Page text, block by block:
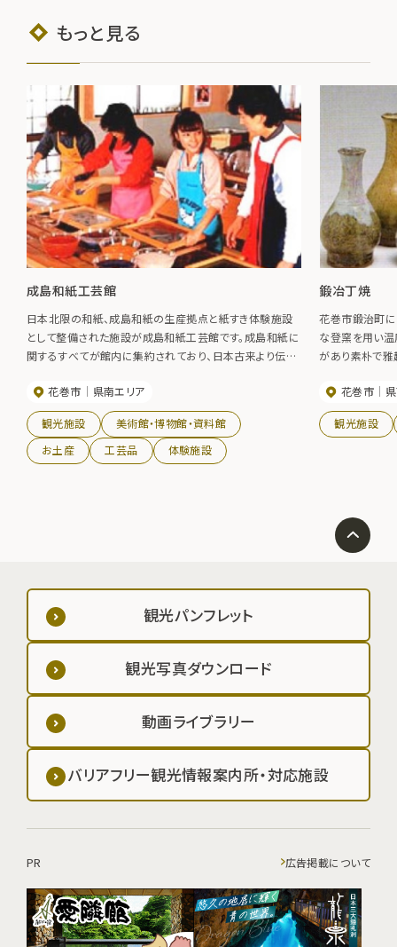
もっと見る
成島和紙工芸館
日本北限の和紙、成島和紙の生産拠点と紙すき体験施設
として整備された施設が成島和紙工芸館です。成島和紙に
関するすべてが館内に集約されており、日本古来より伝承
くりが本格化する冬期間は、紙すき作業も見学出来ます。
花巻市 県南エリア
観光施設
美術館・博物館・資料館
お土産
工芸品 体験施設
鍛冶丁焼
花巻市鍛治町に
な登窯を用い温
があり素朴で雅
花巻市
観光施設
観光パンフレット
観光写真ダウンロード
動画ライブラリー
バリアフリー観光情報案内所・対応施設
PR 広告掲載について